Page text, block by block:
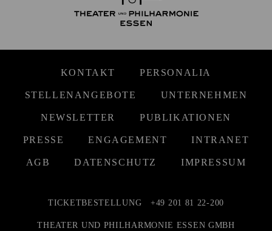
KONTAKT PERSONALIA
STELLENANGEBOTE UNTERNEHMEN
NEWSLETTER PUBLIKATIONEN
PRESSE ENGAGEMENT INTRANET
AGB DATENSCHUTZ IMPRESSUM
TICKETBESTELLUNG +49 201 81 22-200
THEATER UND PHILHARMONIE ESSEN GMBH